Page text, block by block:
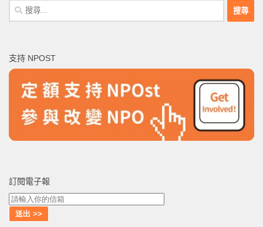
搜
尋
字:
支持 NPOST
訂閱電子報